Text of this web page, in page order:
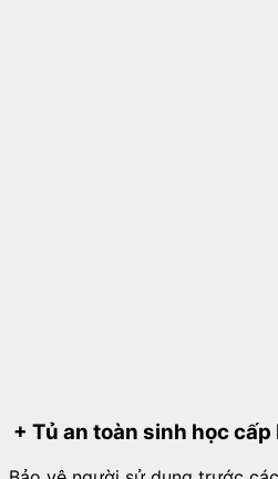
+ Tủ an toàn sinh học cấp